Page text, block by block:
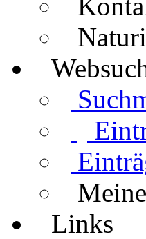
Links